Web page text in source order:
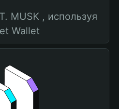
MUSK , используя
Wallet